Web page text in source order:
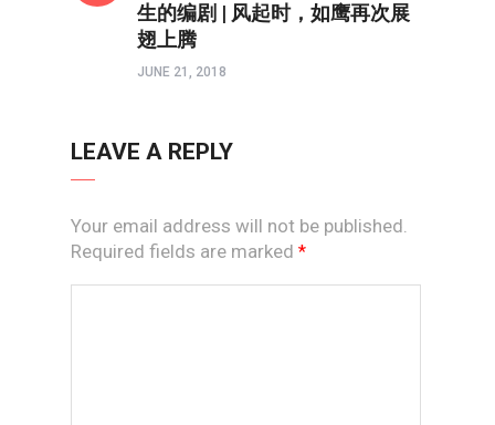
生的编剧 | 风起时，如鹰再次展
翅上腾
JUNE 21, 2018
LEAVE A REPLY
Your email address will not be published.
Required fields are marked *